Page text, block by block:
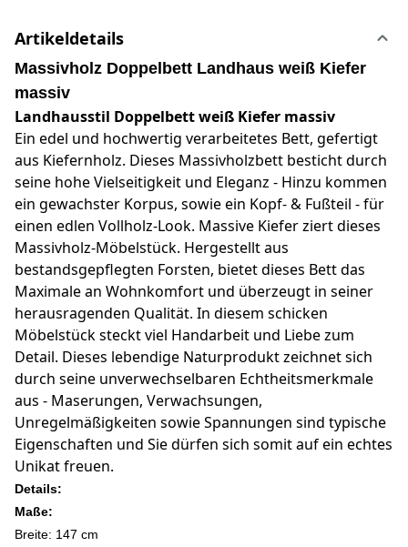
Artikeldetails
Massivholz Doppelbett Landhaus weiß Kiefer
massiv
Landhausstil Doppelbett weiß Kiefer massiv
Ein edel und hochwertig verarbeitetes Bett, gefertigt
aus Kiefernholz. Dieses Massivholzbett besticht durch
seine hohe Vielseitigkeit und Eleganz - Hinzu kommen
ein gewachster Korpus, sowie ein Kopf- & Fußteil - für
einen edlen Vollholz-Look. Massive Kiefer ziert dieses
Massivholz-Möbelstück. Hergestellt aus
bestandsgepflegten Forsten, bietet dieses Bett das
Maximale an Wohnkomfort und überzeugt in seiner
herausragenden Qualität. In diesem schicken
Möbelstück steckt viel Handarbeit und Liebe zum
Detail. Dieses lebendige Naturprodukt zeichnet sich
durch seine unverwechselbaren Echtheitsmerkmale
aus - Maserungen, Verwachsungen,
Unregelmäßigkeiten sowie Spannungen sind typische
Eigenschaften und Sie dürfen sich somit auf ein echtes
Unikat freuen.
Details:
Maße:
Breite: 147 cm